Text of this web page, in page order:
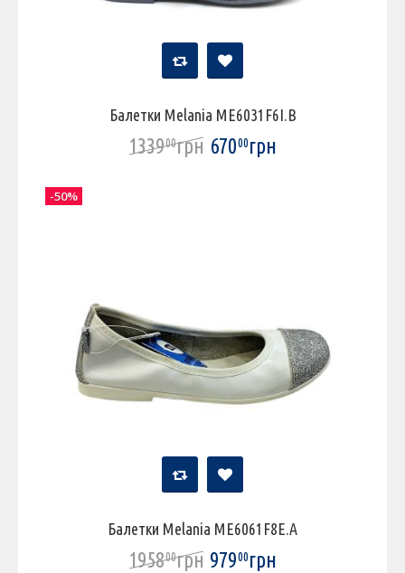
Балетки Melania ME6031F6I.B
133900грн 67000грн
Балетки Melania ME6061F8E.A
195800грн 97900грн
-50%